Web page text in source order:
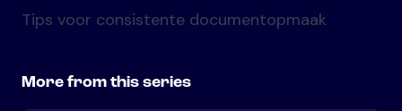
Tips voor consistente documentopmaak
More from this series